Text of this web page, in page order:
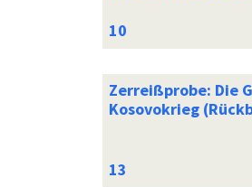
Zerreißprobe: Die
Kosovokrieg